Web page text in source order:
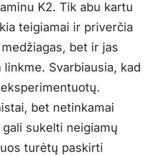
K2. Tik abu kartu
teigiamai ir priverčia
bet ir jas
Svarbiausia, kad
bet netinkamai
sukelti neigiamų
turėtų paskirti